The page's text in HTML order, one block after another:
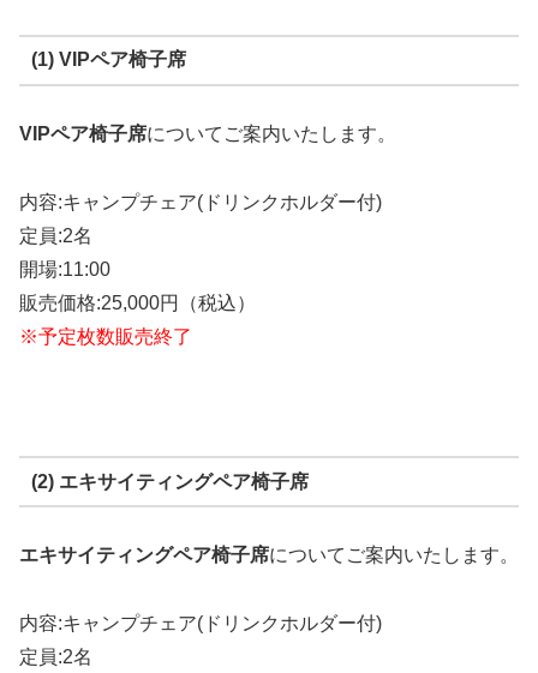
(1) VIPペア椅子席
VIPペア椅子席についてご案内いたします。
内容:キャンプチェア(ドリンクホルダー付)
定員:2名
開場:11:00
販売価格:25,000円（税込）
※予定枚数販売終了
(2) エキサイティングペア椅子席
エキサイティングペア椅子席についてご案内いたします。
内容:キャンプチェア(ドリンクホルダー付)
定員:2名